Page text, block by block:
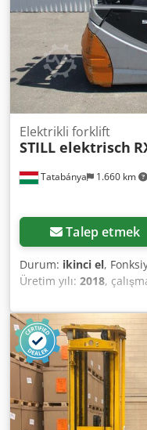
EFG 216K modeli, dar
uygun, üstün
forklift. 2021 model,
kaydırma (Sideshift)
CurveControl sistemi
sistemi
kusursuzdur.
Tatabánya 1.660 km
Elektrikli forklift
STILL elektrisch
Talep etmek
Durum: ikinci el,
Üretim yılı: 2018,
, kaldırma
elektrikli, Still RX20-18
Credpfjzp H Svex